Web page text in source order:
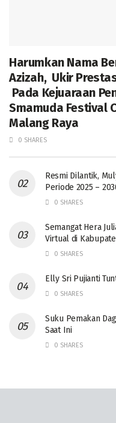
Harumkan Nama
Azizah, Ukir
Pada Kejuaraan
Smamuda Festival
Malang Raya
0 SHARES
Resmi Dilantik,
Periode 2025 –
0 SHARES
Semangat Hera
Virtual di
0 SHARES
Elly Sri Pujianti
0 SHARES
‎Suku Pemakan
Saat Ini
0 SHARES